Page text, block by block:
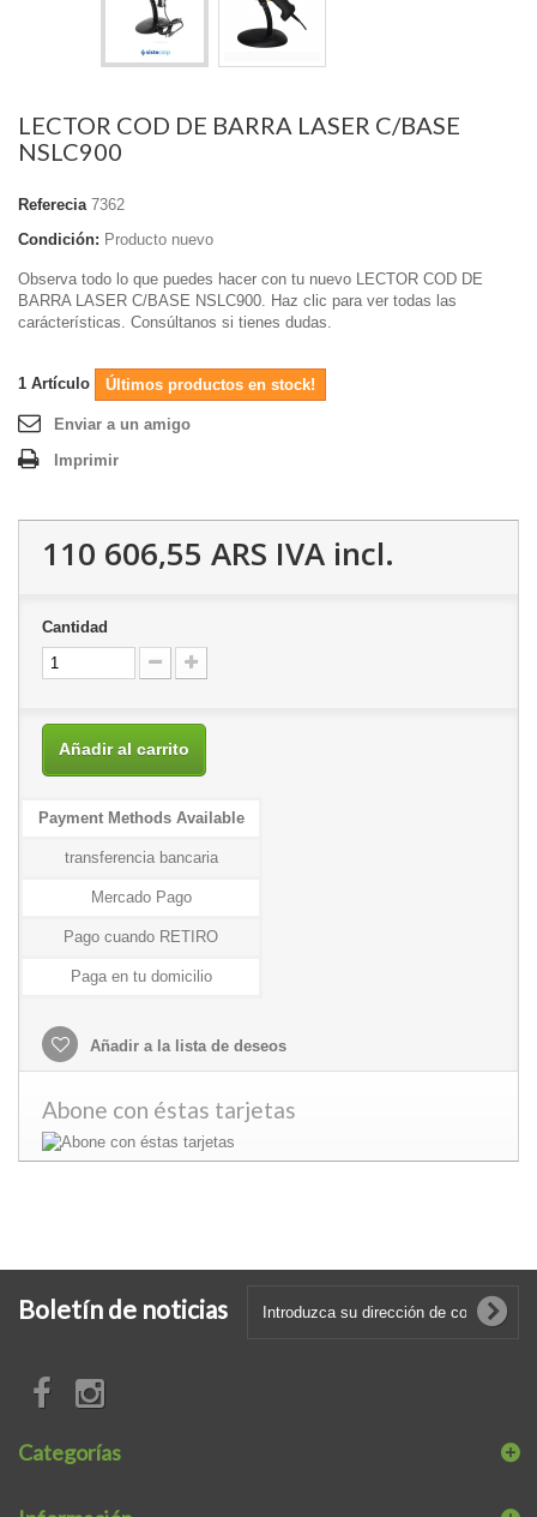
LECTOR COD DE BARRA LASER C/BASE
NSLC900
Referecia 7362
Condición: Producto nuevo
Observa todo lo que puedes hacer con tu nuevo LECTOR COD DE
BARRA LASER C/BASE NSLC900. Haz clic para ver todas las
carácterísticas. Consúltanos si tienes dudas.
1 Artículo Últimos productos en stock!
Enviar a un amigo
Imprimir
110 606,55 ARS IVA incl.
Cantidad
Añadir al carrito
Payment Methods Available
transferencia bancaria
Mercado Pago
Pago cuando RETIRO
Paga en tu domicilio
Añadir a la lista de deseos
Abone con éstas tarjetas
Boletín de noticias
Categorías